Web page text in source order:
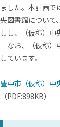
ました。 本計画で
央図書館について
しし、（仮称）中
なお、（仮称）
しています。
豊中市（仮称）中
（PDF:898KB）